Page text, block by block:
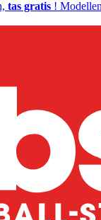
tas gratis !